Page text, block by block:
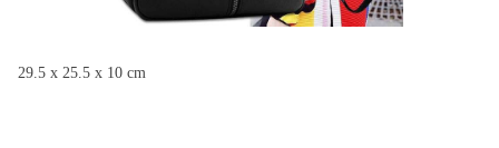
29.5 x 25.5 x 10 cm